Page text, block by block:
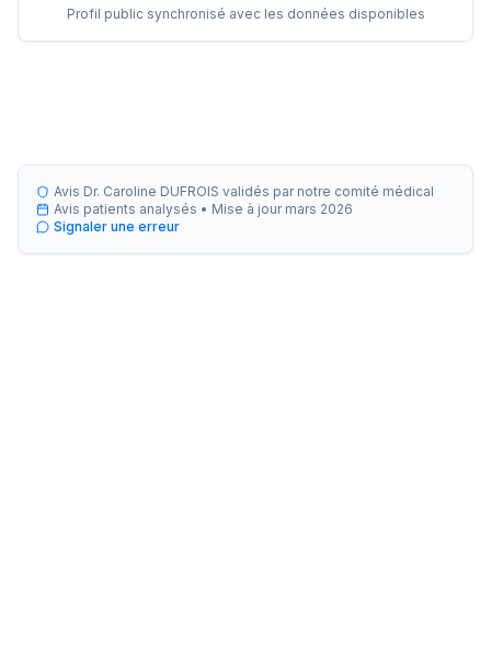
Profil public synchronisé avec les données disponibles
Avis Dr. Caroline DUFROIS validés par notre comité médical
Avis patients analysés • Mise à jour mars 2026
Signaler une erreur